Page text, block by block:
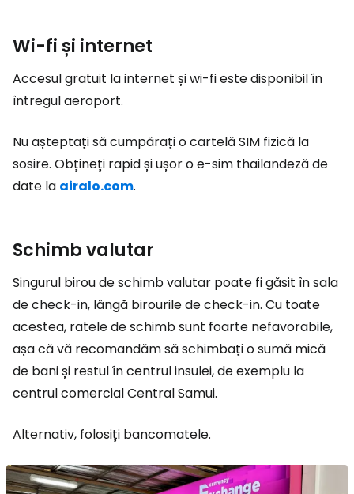
Wi-fi și internet
Accesul gratuit la internet și wi-fi este disponibil în
întregul aeroport.
Nu așteptați să cumpărați o cartelă SIM fizică la
sosire. Obțineți rapid și ușor o e-sim thailandeză de
date la airalo.com.
Schimb valutar
Singurul birou de schimb valutar poate fi găsit în sala
de check-in, lângă birourile de check-in. Cu toate
acestea, ratele de schimb sunt foarte nefavorabile,
așa că vă recomandăm să schimbați o sumă mică
de bani și restul în centrul insulei, de exemplu la
centrul comercial Central Samui.
Alternativ, folosiți bancomatele.